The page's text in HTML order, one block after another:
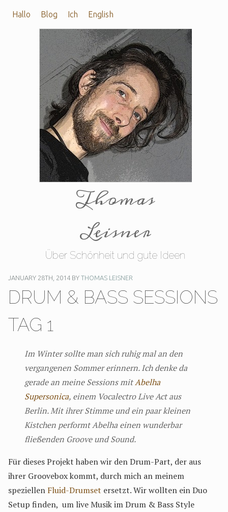
Hallo Blog Ich English
Thomas
Leisner
Über Schönheit und gute Ideen
JANUARY 28TH, 2014 BY THOMAS LEISNER
DRUM & BASS SESSIONS
TAG 1
Im Winter sollte man sich ruhig mal an den
vergangenen Sommer erinnern. Ich denke da
gerade an meine Sessions mitAbelha
Supersonica, einem Vocalectro Live Act aus
Berlin. Mit ihrer Stimme und ein paar kleinen
Kistchen performt Abelha einen wunderbar
fließenden Groove und Sound.
Für dieses Projekt haben wir den Drum-Part, der aus
ihrer Groovebox kommt, durch mich an meinem
speziellen Fluid-Drumset ersetzt. Wir wollten ein Duo
Setup finden, um live Musik im Drum & Bass Style